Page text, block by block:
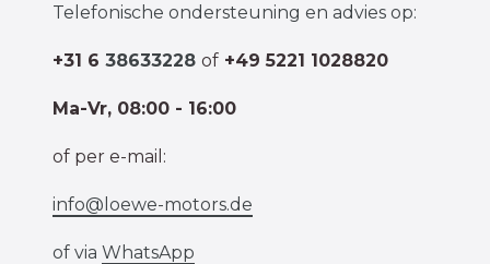
Telefonische ondersteuning en advies op:
+31 6 38633228 of +49 5221 1028820
Ma-Vr, 08:00 - 16:00
of per e-mail:
info@loewe-motors.de
of via WhatsApp